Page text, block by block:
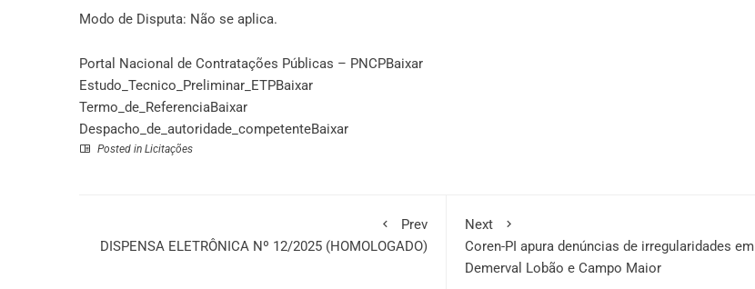
Modo de Disputa: Não se aplica.
Portal Nacional de Contratações Públicas – PNCPBaixar
Estudo_Tecnico_Preliminar_ETPBaixar
Termo_de_ReferenciaBaixar
Despacho_de_autoridade_competenteBaixar
Posted in Licitações
Prev
DISPENSA ELETRÔNICA Nº 12/2025 (HOMOLOGADO)
Next
Coren-PI apura denúncias de irregularidades em
Demerval Lobão e Campo Maior